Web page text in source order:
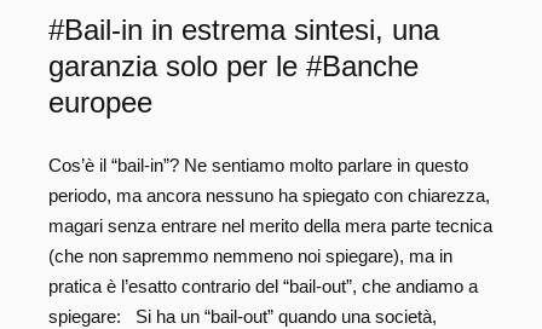
#Bail-in in estrema sintesi, una
garanzia solo per le #Banche
europee
Cos’è il “bail-in”? Ne sentiamo molto parlare in questo
periodo, ma ancora nessuno ha spiegato con chiarezza,
magari senza entrare nel merito della mera parte tecnica
(che non sapremmo nemmeno noi spiegare), ma in
pratica è l’esatto contrario del “bail-out”, che andiamo a
spiegare: Si ha un “bail-out” quando una società,